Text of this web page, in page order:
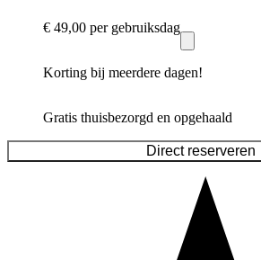
€ 49,00 per gebruiksdag
Korting bij meerdere dagen!
Gratis thuisbezorgd en opgehaald
Direct reserveren